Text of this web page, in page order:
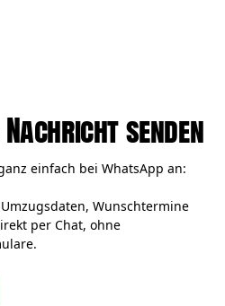
senden
einfach bei WhatsApp an:
Wunschtermine
per Chat, ohne